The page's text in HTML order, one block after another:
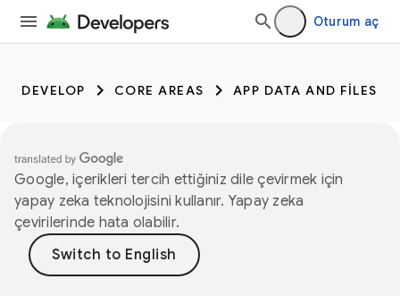
Oturum aç
DEVELOP CORE AREAS APP DATA AND FILES
Google, içerikleri tercih ettiğiniz dile çevirmek için
yapay zeka teknolojisini kullanır. Yapay zeka
çevirilerinde hata olabilir.